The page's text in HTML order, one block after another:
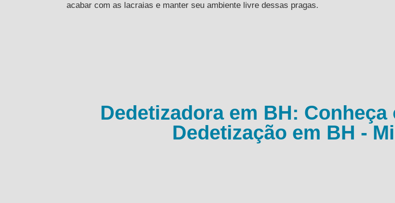
acabar com as lacraias e manter seu ambiente livre dessas pragas.
Dedetizadora em BH:
Dedetização em BH -